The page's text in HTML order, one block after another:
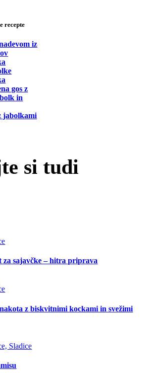
recepte
iz
gos z
in
jabolkami
si tudi
za sajavčke – hitra priprava
z biskvitnimi kockami in svežimi
Sladice